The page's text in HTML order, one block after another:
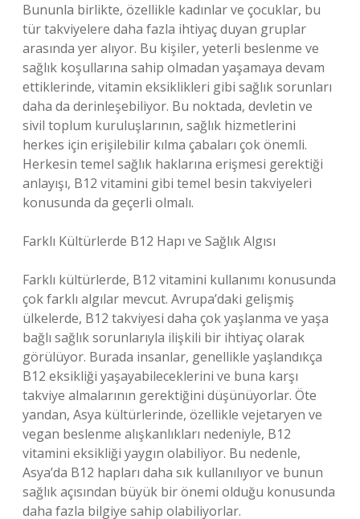
Bununla birlikte, özellikle kadınlar ve çocuklar, bu
tür takviyelere daha fazla ihtiyaç duyan gruplar
arasında yer alıyor. Bu kişiler, yeterli beslenme ve
sağlık koşullarına sahip olmadan yaşamaya devam
ettiklerinde, vitamin eksiklikleri gibi sağlık sorunları
daha da derinleşebiliyor. Bu noktada, devletin ve
sivil toplum kuruluşlarının, sağlık hizmetlerini
herkes için erişilebilir kılma çabaları çok önemli.
Herkesin temel sağlık haklarına erişmesi gerektiği
anlayışı, B12 vitamini gibi temel besin takviyeleri
konusunda da geçerli olmalı.
Farklı Kültürlerde B12 Hapı ve Sağlık Algısı
Farklı kültürlerde, B12 vitamini kullanımı konusunda
çok farklı algılar mevcut. Avrupa’daki gelişmiş
ülkelerde, B12 takviyesi daha çok yaşlanma ve yaşa
bağlı sağlık sorunlarıyla ilişkili bir ihtiyaç olarak
görülüyor. Burada insanlar, genellikle yaşlandıkça
B12 eksikliği yaşayabileceklerini ve buna karşı
takviye almalarının gerektiğini düşünüyorlar. Öte
yandan, Asya kültürlerinde, özellikle vejetaryen ve
vegan beslenme alışkanlıkları nedeniyle, B12
vitamini eksikliği yaygın olabiliyor. Bu nedenle,
Asya’da B12 hapları daha sık kullanılıyor ve bunun
sağlık açısından büyük bir önemi olduğu konusunda
daha fazla bilgiye sahip olabiliyorlar.